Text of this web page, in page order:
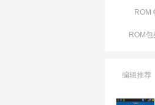
ROM
ROM包
编辑推荐